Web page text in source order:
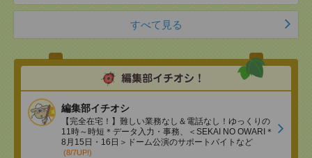
すべて見る
編集部イチオシ
【完全在宅！】難しい業務なし＆電話なし！ゆっくりの
11時～時短＊データ入力・事務、＜SEKAI NO OWARI＊
8月15日・16日＞ドーム公演のサポートバイトなど
(8/7UP!)